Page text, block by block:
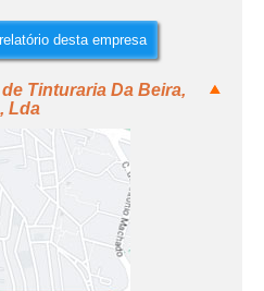
desta empresa
Tinturaria Da Beira,
Lda